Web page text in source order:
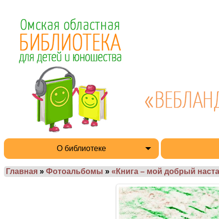
О библиотеке
Главная » Фотоальбомы » «Книга – мой добрый